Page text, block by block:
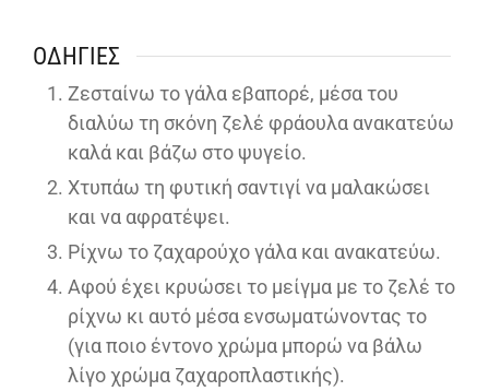
ΟΔΗΓΊΕΣ
Ζεσταίνω το γάλα εβαπορέ, μέσα του
διαλύω τη σκόνη ζελέ φράουλα ανακατεύω
καλά και βάζω στο ψυγείο.
Χτυπάω τη φυτική σαντιγί να μαλακώσει
και να αφρατέψει.
Ρίχνω το ζαχαρούχο γάλα και ανακατεύω.
Αφού έχει κρυώσει το μείγμα με το ζελέ το
ρίχνω κι αυτό μέσα ενσωματώνοντας το
(για ποιο έντονο χρώμα μπορώ να βάλω
λίγο χρώμα ζαχαροπλαστικής).